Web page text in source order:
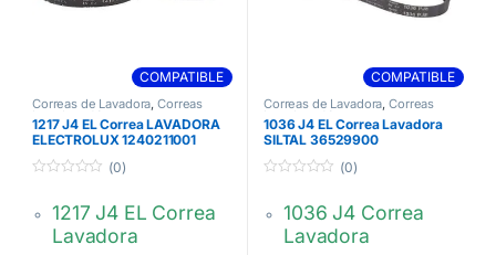
COMPATIBLE
Correas de Lavadora,Correas
1217 J4 EL Correa LAVADORA
ELECTROLUX 1240211001
e
(0)
1217 J4 EL Correa
Lavadora
COMPATIBLE
Correas de Lavadora,Correas
1036 J4 EL Correa Lavadora
SILTAL 36529900
e
(0)
1036 J4 Correa
Lavadora